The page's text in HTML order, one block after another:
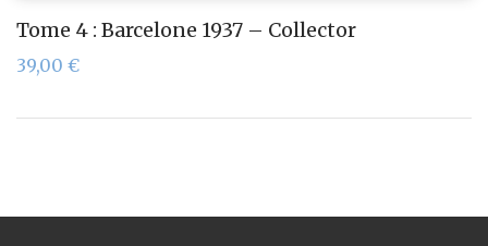
Tome 4 : Barcelone 1937 – Collector
39,00 €